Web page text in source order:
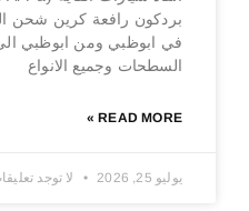
بردكون رافعة كرين شحن
في ابوظبي ومن ابوظبي
السطحات وجميع الانواع
READ MORE »
يوليو 25, 2026 لا توجد